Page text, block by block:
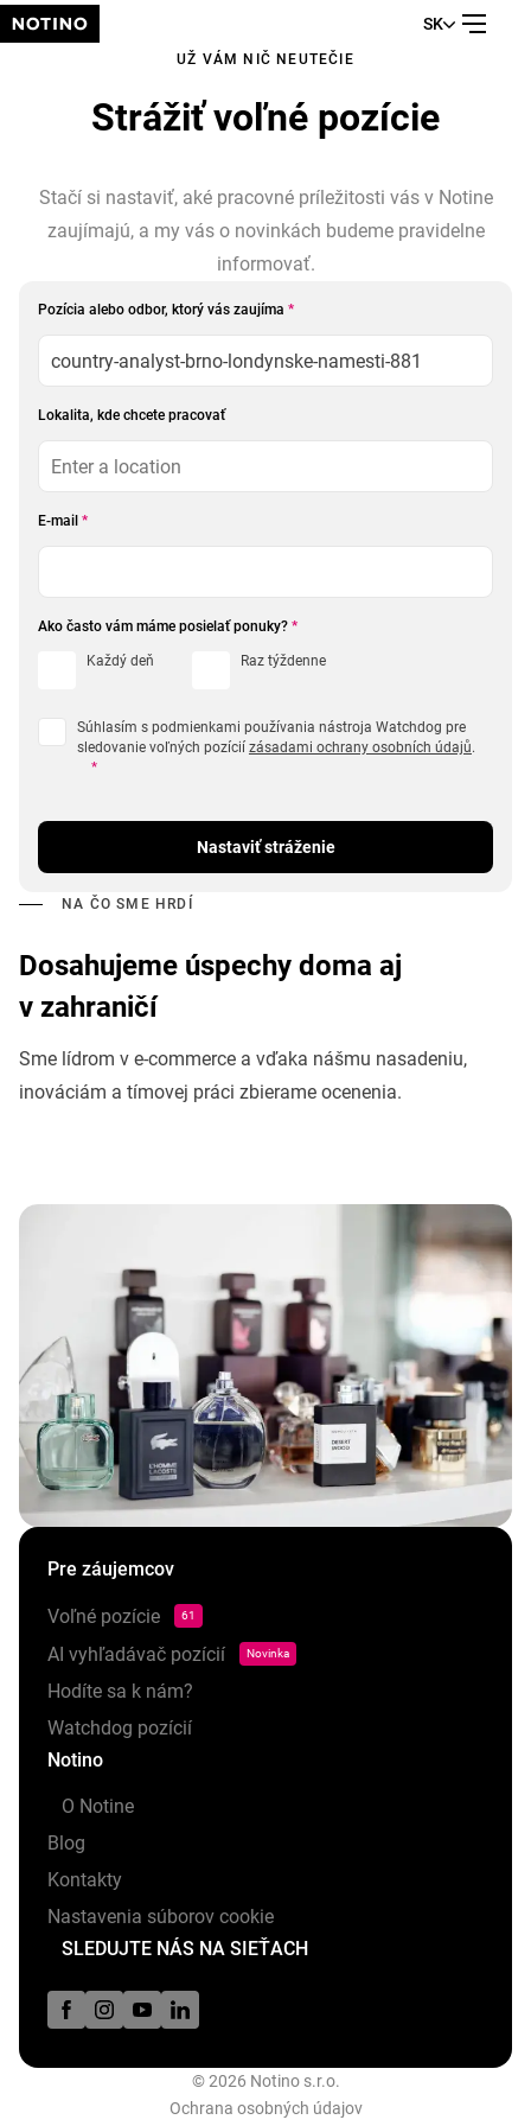
SK
UŽ VÁM NIČ NEUTEČIE
Strážiť voľné pozície
Stačí si nastaviť, aké pracovné príležitosti vás v Notine
zaujímajú, a my vás o novinkách budeme pravidelne
informovať.
Pozícia alebo odbor, ktorý vás zaujíma *
Lokalita, kde chcete pracovať
E-mail *
Ako často vám máme posielať ponuky? *
Každý deň Raz týždenne
Súhlasím s podmienkami používania nástroja Watchdog pre
sledovanie voľných pozícií zásadami ochrany osobních údajů.
*
Nastaviť stráženie
NA ČO SME HRDÍ
Dosahujeme úspechy doma aj
v zahraničí
Sme lídrom v e-commerce a vďaka nášmu nasadeniu,
inováciám a tímovej práci zbierame ocenenia.
Pre záujemcov
Voľné pozície 61
AI vyhľadávač pozícií Novinka
Hodíte sa k nám?
Watchdog pozícií
Notino
O Notine
Blog
Kontakty
Nastavenia súborov cookie
SLEDUJTE NÁS NA SIEŤACH
© 2026 Notino s.r.o.
Ochrana osobných údajov